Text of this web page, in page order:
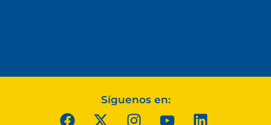
Síguenos en: